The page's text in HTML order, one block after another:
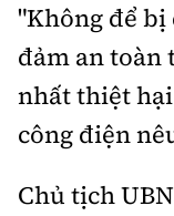
"Không để bị
đảm an toàn
nhất thiệt
công điện
Chủ tịch